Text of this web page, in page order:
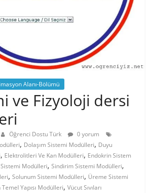
Alanı-Bölümü
ve Fizyoloji dersi
Öğrenci Dostu Türk
0 yorum
, Dolaşım Sistemi Modülleri, Duyu
, Elektrolitleri Ve Kan Modülleri, Endokrin Sistem
Modülleri,Sindirim Sistemi Modülleri,
,Solunum Sistemi Modülleri, Üreme Sistemi
Yapısı Modülleri,Vücut Sıvıları